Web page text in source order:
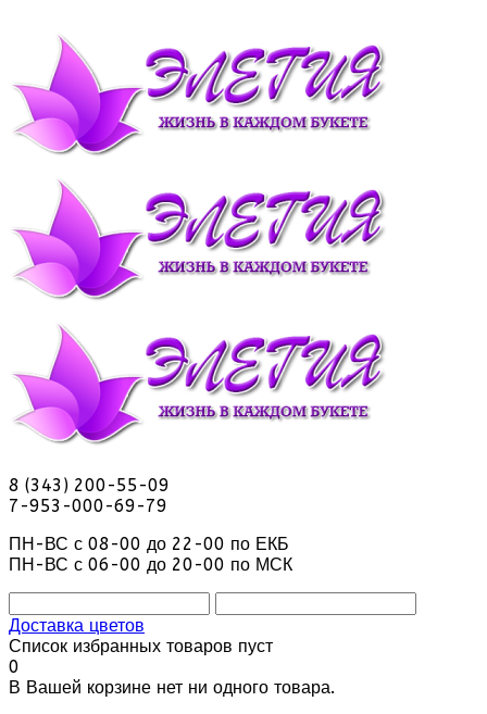
8 (343) 200-55-09
7-953-000-69-79
ПН-ВС с 08-00 до 22-00 по ЕКБ
ПН-ВС с 06-00 до 20-00 по МСК
Доставка цветов
Список избранных товаров пуст
0
В Вашей корзине нет ни одного товара.